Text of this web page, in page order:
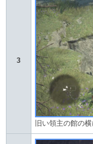
3
旧い領主の館の